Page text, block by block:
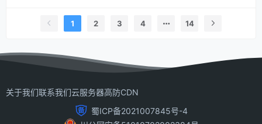
1 2 3 4 14
关于我们联系我们云服务器高防CDN
蜀ICP备2021007845号-4